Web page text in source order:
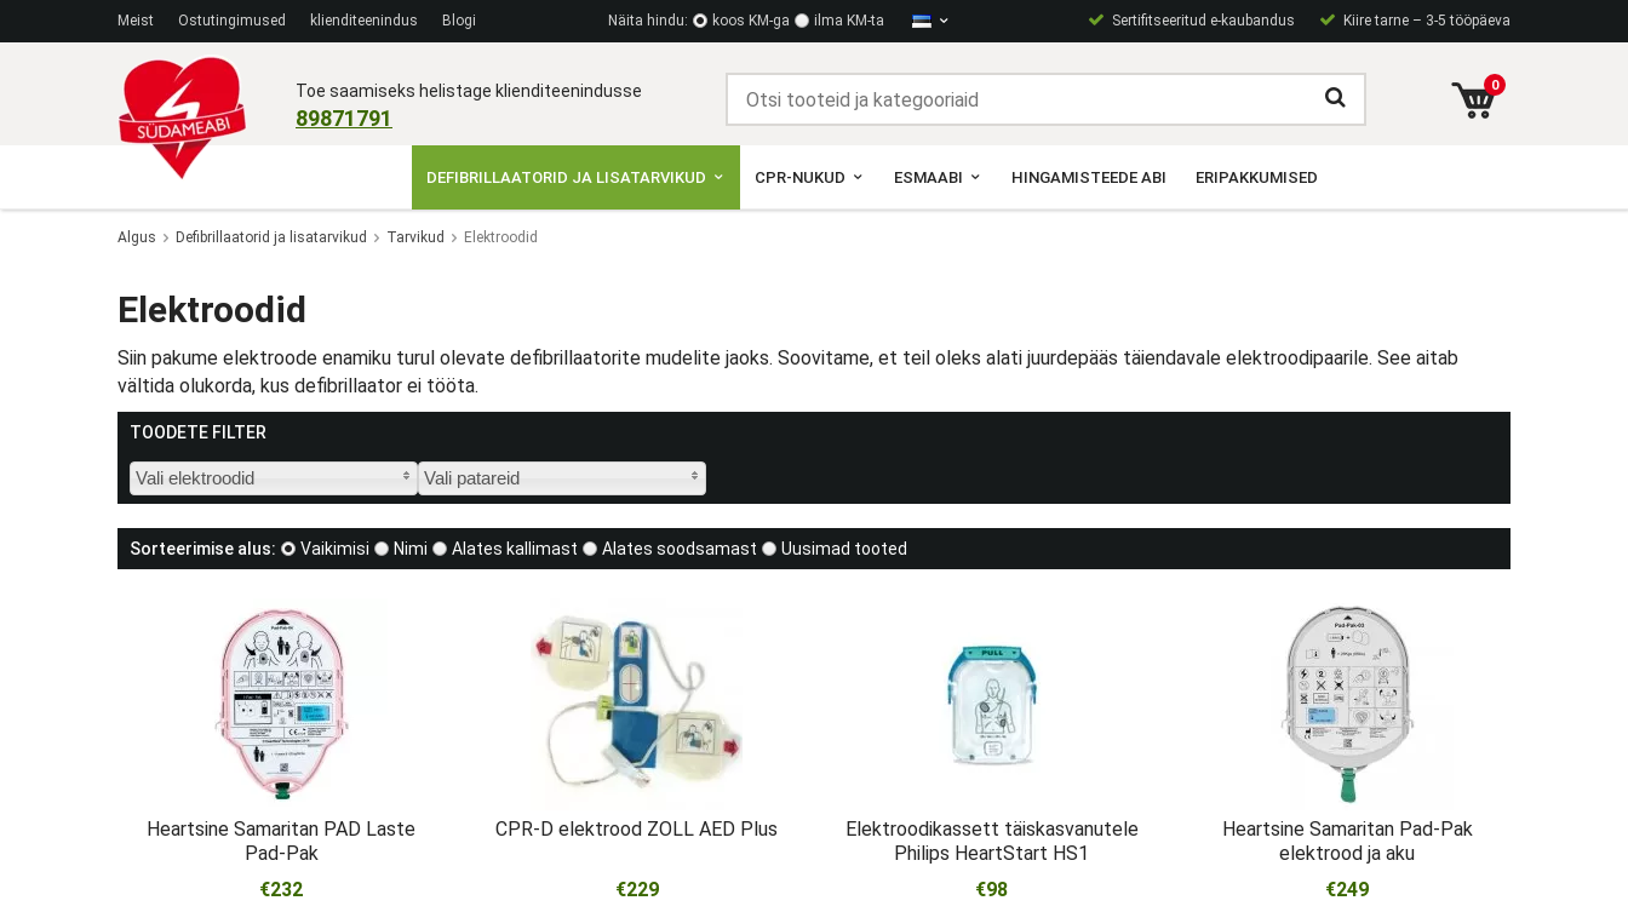
Meist Ostutingimused klienditeenindus Blogi Sertifitseeritud e-kaubandus Kiire tarne – 3-5 tööpäeva
Näita hindu: koos KM-ga ilma KM-ta
0
Toe saamiseks helistage klienditeenindusse
89871791
DEFIBRILLAATORID JA LISATARVIKUD CPR-NUKUD ESMAABI HINGAMISTEEDE ABI ERIPAKKUMISED
Algus Defibrillaatorid ja lisatarvikud Tarvikud Elektroodid
Elektroodid
Siin pakume elektroode enamiku turul olevate defibrillaatorite mudelite jaoks. Soovitame, et teil oleks alati juurdepääs täiendavale elektroodipaarile. See aitab
vältida olukorda, kus defibrillaator ei tööta.
TOODETE FILTER
Vali elektroodid Vali patareid
Sorteerimise alus: Vaikimisi Nimi Alates kallimast Alates soodsamast Uusimad tooted
Heartsine Samaritan PAD Laste
Pad-Pak
€232
CPR-D elektrood ZOLL AED Plus
€229
Elektroodikassett täiskasvanutele
Philips HeartStart HS1
€98
Heartsine Samaritan Pad-Pak
elektrood ja aku
€249